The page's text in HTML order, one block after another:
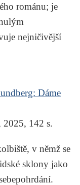
románu; je
nejničivější
Dáme
142 s.
v němž se
sklony jako